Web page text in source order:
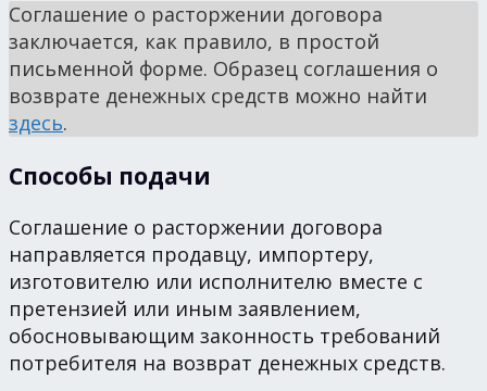
Соглашение о расторжении договора
заключается, как правило, в простой
письменной форме. Образец соглашения о
возврате денежных средств можно найти
здесь.
Способы подачи
Соглашение о расторжении договора
направляется продавцу, импортеру,
изготовителю или исполнителю вместе с
претензией или иным заявлением,
обосновывающим законность требований
потребителя на возврат денежных средств.